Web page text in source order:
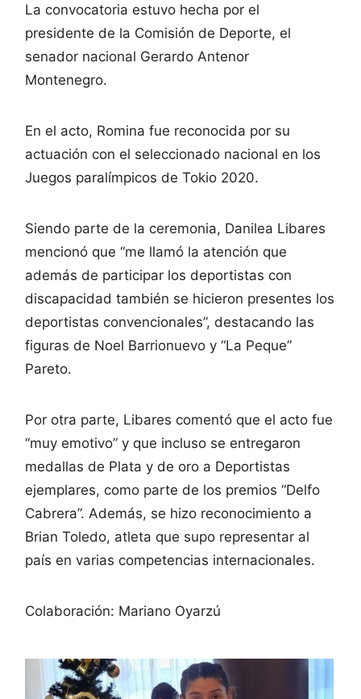
La convocatoria estuvo hecha por el
presidente de la Comisión de Deporte, el
senador nacional Gerardo Antenor
Montenegro.
En el acto, Romina fue reconocida por su
actuación con el seleccionado nacional en los
Juegos paralímpicos de Tokio 2020.
Siendo parte de la ceremonia, Danilea Libares
mencionó que “me llamó la atención que
además de participar los deportistas con
discapacidad también se hicieron presentes los
deportistas convencionales”, destacando las
figuras de Noel Barrionuevo y “La Peque”
Pareto.
Por otra parte, Libares comentó que el acto fue
“muy emotivo” y que incluso se entregaron
medallas de Plata y de oro a Deportistas
ejemplares, como parte de los premios “Delfo
Cabrera”. Además, se hizo reconocimiento a
Brian Toledo, atleta que supo representar al
país en varias competencias internacionales.
Colaboración: Mariano Oyarzú